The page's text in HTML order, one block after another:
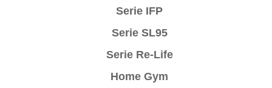
Serie IFP
Serie SL95
Serie Re-Life
Home Gym